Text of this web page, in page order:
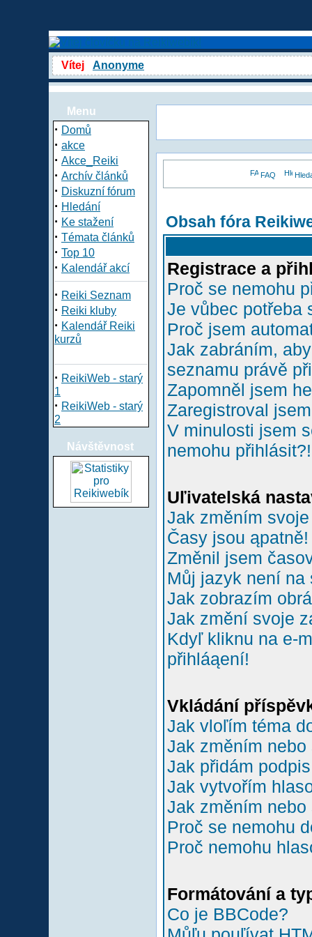
Vítej Anonyme
Menu
· Domů
· akce
· Akce_Reiki
· Archív článků
· Diskuzní fórum
· Hledání
· Ke stažení
· Témata článků
· Top 10
· Kalendář akcí
· Reiki Seznam
· Reiki kluby
· Kalendář Reiki
kurzů
· ReikiWeb - starý
1
· ReikiWeb - starý
2
Návštěvnost
FAQ
Obsah fóra
Registrace a
Proč se nemohu
Je vůbec potřeba
Proč jsem
Jak zabráním,
seznamu právě
Zapomněl jsem
Zaregistroval
V minulosti jsem
nemohu přihlásit?!
Uľivatelská
Jak změním
Časy jsou ąpatně!
Změnil jsem
Můj jazyk není na
Jak zobrazím
Jak změní svoje
Kdyľ kliknu na e-
přihláąení!
Vkládání
Jak vloľím téma
Jak změním
Jak přidám
Jak vytvořím
Jak změním
Proč se nemohu
Proč nemohu
Formátování a
Co je BBCode?